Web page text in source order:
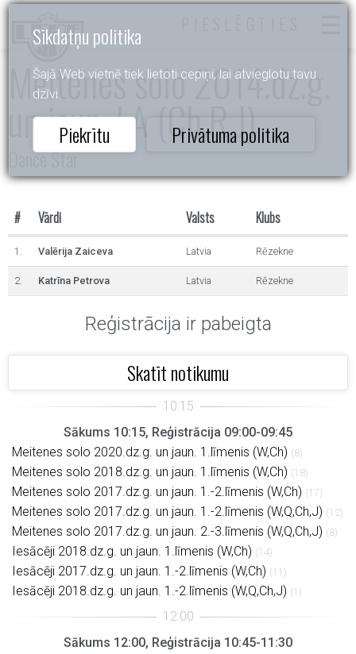
Sīkdatņu politika
Šajā Web vietnē tiek lietoti cepiņi, lai atvieglotu tavu
dzīvi.
Piekrītu Privātuma politika
Meitenes solo 2014.dz.g.
un jaun. LA (Ch,R,J)
Dance Star
# Vārdi Valsts Klubs
1. Valērija Zaiceva Latvia Rēzekne
2. Katrīna Petrova Latvia Rēzekne
Reģistrācija ir pabeigta
Skatīt notikumu
Sākums 10:15, Reģistrācija 09:00-09:45
Meitenes solo 2020.dz.g. un jaun. 1.līmenis (W,Ch) (8)
Meitenes solo 2018.dz.g. un jaun. 1.līmenis (W,Ch) (18)
Meitenes solo 2017.dz.g. un jaun. 1.-2.līmenis (W,Ch) (17)
Meitenes solo 2017.dz.g. un jaun. 1.-2.līmenis (W,Q,Ch,J) (12)
Meitenes solo 2017.dz.g. un jaun. 2.-3.līmenis (W,Q,Ch,J) (8)
Iesācēji 2018.dz.g. un jaun. 1.līmenis (W,Ch) (14)
Iesācēji 2017.dz.g. un jaun. 1.-2.līmenis (W,Ch) (11)
Iesācēji 2018.dz.g. un jaun. 1.-2.līmenis (W,Q,Ch,J) (1)
Sākums 12:00, Reģistrācija 10:45-11:30